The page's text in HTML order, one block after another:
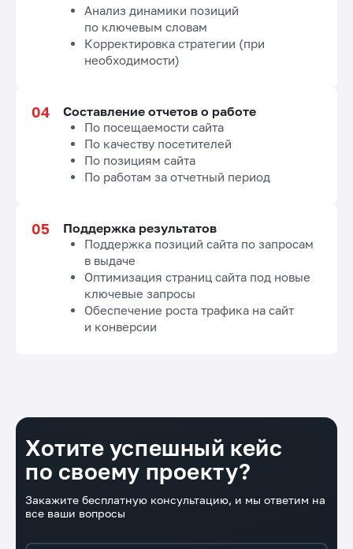
Анализ динамики позиций
по ключевым словам
Корректировка стратегии (при
необходимости)
Составление отчетов о работе
По посещаемости сайта
По качеству посетителей
По позициям сайта
По работам за отчетный период
Поддержка результатов
Поддержка позиций сайта по запросам
в выдаче
Оптимизация страниц сайта под новые
ключевые запросы
Обеспечение роста трафика на сайт
и конверсии
Хотите успешный кейс
по своему проекту?
Закажите бесплатную консультацию, и мы ответим на
все ваши вопросы